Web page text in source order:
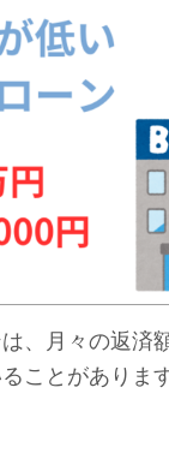
、月々の返済
ことがあります